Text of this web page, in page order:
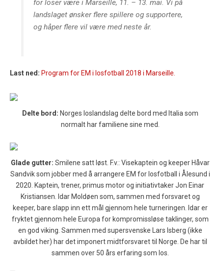
for loser være i Marseille, 11. – 13. mai. Vi på
landslaget ønsker flere spillere og supportere,
og håper flere vil være med neste år.
Last ned: Program for EM i losfotball 2018 i Marseille.
Delte bord: Norges loslandslag delte bord med Italia som
normalt har familiene sine med.
Glade gutter: Smilene satt løst. F.v.: Visekaptein og keeper Håvar
Sandvik som jobber med å arrangere EM for losfotball i Ålesund i
2020. Kaptein, trener, primus motor og initiativtaker Jon Einar
Kristiansen. Idar Moldøen som, sammen med forsvaret og
keeper, bare slapp inn ett mål gjennom hele turneringen. Idar er
fryktet gjennom hele Europa for kompromissløse taklinger, som
en god viking. Sammen med supersvenske Lars Isberg (ikke
avbildet her) har det imponert midtforsvaret til Norge. De har til
sammen over 50 års erfaring som los.